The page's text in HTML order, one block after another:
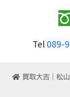
Tel 089-
買取大吉｜松